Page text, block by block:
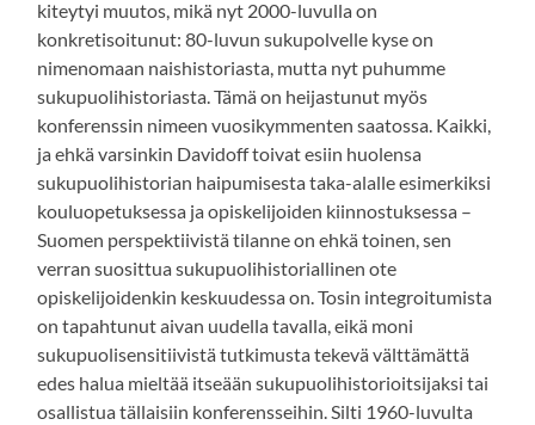
kiteytyi muutos, mikä nyt 2000-luvulla on
konkretisoitunut: 80-luvun sukupolvelle kyse on
nimenomaan naishistoriasta, mutta nyt puhumme
sukupuolihistoriasta. Tämä on heijastunut myös
konferenssin nimeen vuosikymmenten saatossa. Kaikki,
ja ehkä varsinkin Davidoff toivat esiin huolensa
sukupuolihistorian haipumisesta taka-alalle esimerkiksi
kouluopetuksessa ja opiskelijoiden kiinnostuksessa –
Suomen perspektiivistä tilanne on ehkä toinen, sen
verran suosittua sukupuolihistoriallinen ote
opiskelijoidenkin keskuudessa on. Tosin integroitumista
on tapahtunut aivan uudella tavalla, eikä moni
sukupuolisensitiivistä tutkimusta tekevä välttämättä
edes halua mieltää itseään sukupuolihistorioitsijaksi tai
osallistua tällaisiin konferensseihin. Silti 1960-luvulta